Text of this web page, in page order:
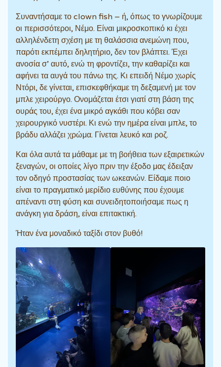
Συναντήσαμε το clown fish – ή, όπως το γνωρίζουμε
οι περισσότεροι, Νέμο. Είναι μικροσκοπικό κι έχει
αλληλένδετη σχέση με τη θαλάσσια ανεμώνη που,
παρότι εκπέμπει δηλητήριο, δεν τον βλάπτει. Έχει
ανοσία σ’ αυτό, ενώ τη φροντίζει, την καθαρίζει και
αφήνει τα αυγά του πάνω της. Κι επειδή Νέμο χωρίς
Ντόρι, δε γίνεται, επισκεφθήκαμε τη δεξαμενή με τον
μπλε χειρούργο. Ονομάζεται έτσι γιατί στη βάση της
ουράς του, έχει ένα μικρό αγκάθι που κόβει σαν
χειρουργικό νυστέρι. Κι ενώ την ημέρα είναι μπλε, το
βράδυ αλλάζει χρώμα. Γίνεται λευκό και ροζ.
Και όλα αυτά τα μάθαμε με τη βοήθεια των εξαιρετικών
ξεναγών, οι οποίες λίγο πριν την έξοδο μας έδειξαν
τον οδηγό προστασίας των ωκεανών. Είδαμε ποιο
είναι το πραγματικό μερίδιο ευθύνης που έχουμε
απέναντι στη φύση και συνειδητοποιήσαμε πως η
ανάγκη για δράση, είναι επιτακτική.
Ήταν ένα μοναδικό ταξίδι στον βυθό!